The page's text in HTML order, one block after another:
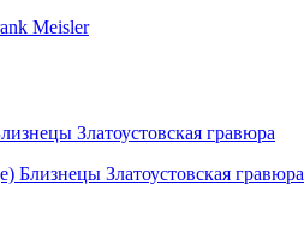
Meisler
Близнецы Златоустовская гравюра